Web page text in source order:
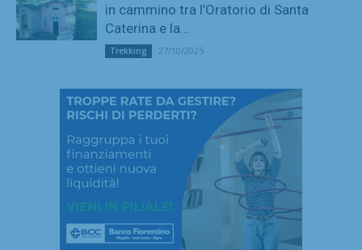
in cammino tra l’Oratorio di Santa
Caterina e la...
Trekking 27/10/2025